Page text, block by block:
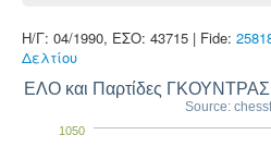
Η/Γ: 04/1990, ΕΣΟ: 43715 | Fide:
Δελτίου
ΕΛΟ και Παρτίδες
Source:
1050